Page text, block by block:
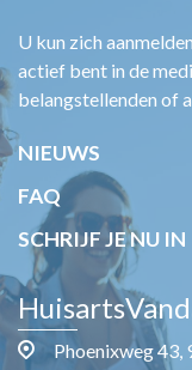
U kun zich
actief bent in de
belangstellenden of
NIEUWS
FAQ
SCHRIJF JE NU IN
Phoenixweg 43,